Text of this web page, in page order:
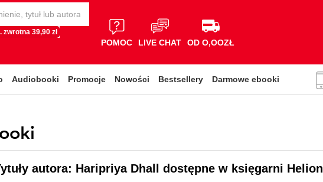
zwrotna 39,90 zł
POMOC LIVE CHAT OD O,OOZŁ
Audiobooki Promocje Nowości Bestsellery Darmowe ebooki
autora: Haripriya Dhall dostępne w księgarni Helion